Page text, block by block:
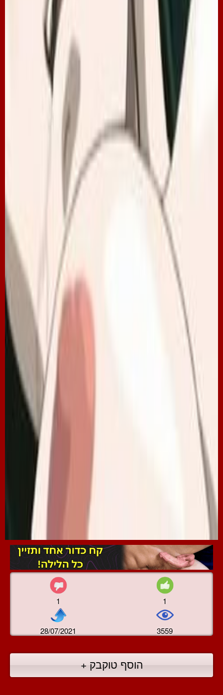
1 1
28/07/2021 3559
הוסף טוקבק +